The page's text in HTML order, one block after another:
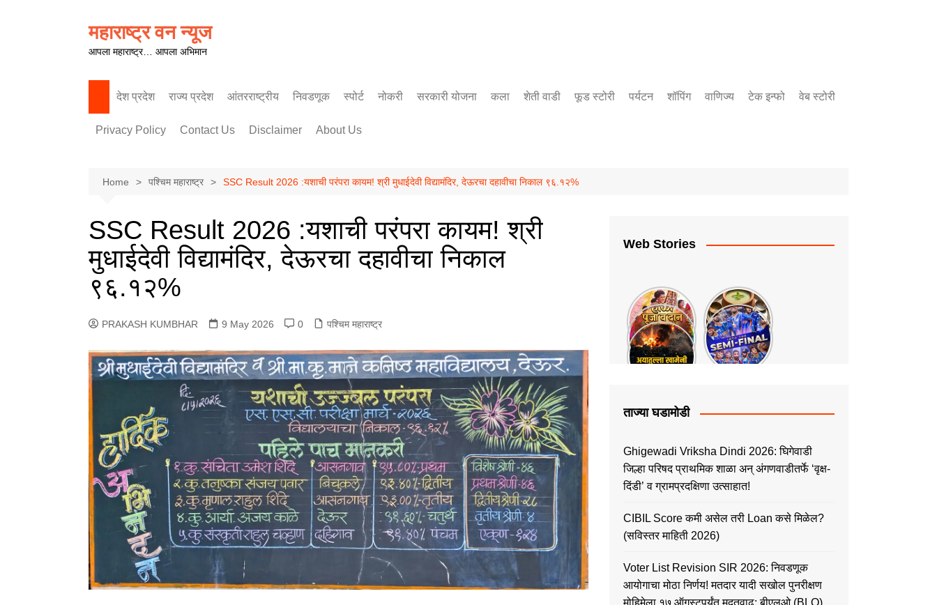
महाराष्ट्र वन न्यूज
आपला महाराष्ट्र… आपला अभिमान
देश प्रदेश राज्य प्रदेश
पश्चिम महाराष्ट्र
आंतरराष्ट्रीय निवडणूक स्पोर्ट नोकरी सरकारी योजना कला शेती वाडी फूड स्टोरी पर्यटन शॉपिंग वाणिज्य टेक इन्फो वेब स्टोरी
Privacy Policy Contact Us Disclaimer About Us
Home पश्चिम महाराष्ट्र SSC Result 2026 :यशाची परंपरा कायम! श्री मुधाईदेवी विद्यामंदिर, देऊरचा दहावीचा निकाल ९६.१२%
SSC Result 2026 :यशाची परंपरा कायम! श्री
मुधाईदेवी विद्यामंदिर, देऊरचा दहावीचा निकाल
९६.१२%
PRAKASH KUMBHAR 9 May 2026 0 पश्चिम महाराष्ट्र
Web Stories
ताज्या घडामोडी
Ghigewadi Vriksha Dindi 2026: घिगेवाडी
जिल्हा परिषद प्राथमिक शाळा अन् अंगणवाडीतर्फे ‘वृक्ष-
दिंडी’ व ग्रामप्रदक्षिणा उत्साहात!
CIBIL Score कमी असेल तरी Loan कसे मिळेल?
(सविस्तर माहिती 2026)
Voter List Revision SIR 2026: निवडणूक
आयोगाचा मोठा निर्णय! मतदार यादी सखोल पुनरीक्षण
मोहिमेला १७ ऑगस्टपर्यंत मुदतवाढ; बीएलओ (BLO)